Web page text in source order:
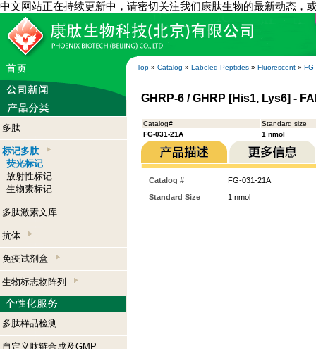
中文网站正在持续更新中，请密切关注我们康肽生物的最新动态，
Top » Catalog » Labeled Peptides » Fluorescent »
多肽
标记多肽
荧光标记
放射性标记
生物素标记
多肽激素文库
抗体
免疫试剂盒
生物标志物阵列
多肽样品检测
自定义肽链合成及GMP
GHRP-6 / GHRP [His1, Lys6] -
Catalog#
Standard size
FG-031-21A
1 nmol
Catalog #
FG-031-21A
Standard Size
1 nmol